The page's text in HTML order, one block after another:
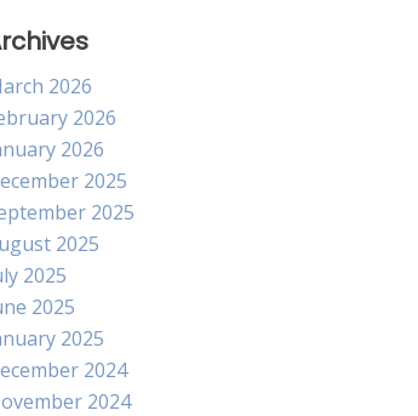
2026
2026
2026
2025
2025
2025
2025
2025
2025
2024
2024